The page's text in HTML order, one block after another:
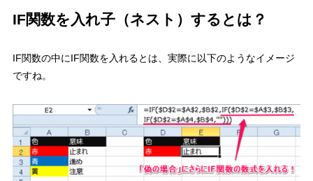
IF関数を入れ子（ネスト）するとは？
IF関数の中にIF関数を入れるとは、実際に以下のようなイメージ
ですね。